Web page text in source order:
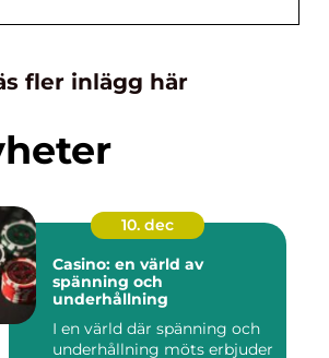
fler inlägg här
10. dec
Casino: en värld av
spänning och
underhållning
I en värld där spänning och
underhållning möts erbjuder